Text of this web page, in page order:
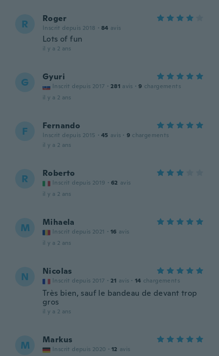
R Roger
Inscrit depuis 2018 · 84 avis
Lots of fun
il y a 2 ans
G Gyuri
Inscrit depuis 2017 · 281 avis · 9 chargements
il y a 2 ans
F Fernando
Inscrit depuis 2015 · 45 avis · 9 chargements
il y a 2 ans
R Roberto
Inscrit depuis 2019 · 62 avis
il y a 2 ans
M Mihaela
Inscrit depuis 2021 · 16 avis
il y a 2 ans
N Nicolas
Inscrit depuis 2017 · 21 avis · 14 chargements
Très bien, sauf le bandeau de devant trop
gros
il y a 2 ans
M Markus
Inscrit depuis 2020 · 12 avis